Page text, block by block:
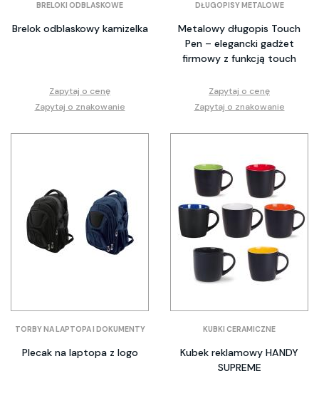
BRELOKI ODBLASKOWE
Brelok odblaskowy kamizelka
Zapytaj o cenę
Zapytaj o znakowanie
DŁUGOPISY METALOWE
Metalowy długopis Touch
Pen – elegancki gadżet
firmowy z funkcją touch
Zapytaj o cenę
Zapytaj o znakowanie
TORBY NA LAPTOPA I DOKUMENTY
Plecak na laptopa z logo
KUBKI CERAMICZNE
Kubek reklamowy HANDY
SUPREME